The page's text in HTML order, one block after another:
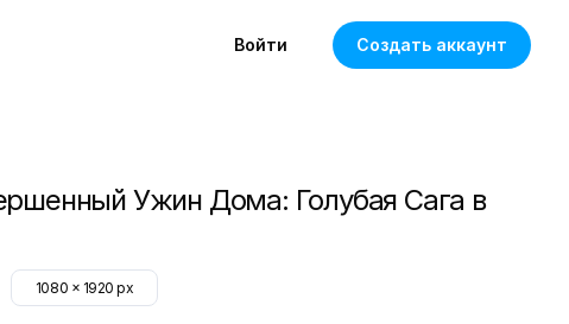
Войти Создать аккаунт
Ужин Дома: Голубая Сага в
1080 x 1920 px